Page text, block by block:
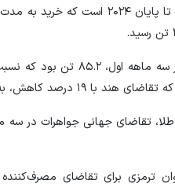
کاهش، به ۶۶.۱ تن رسیده است.
ترمزی برای تقاضای